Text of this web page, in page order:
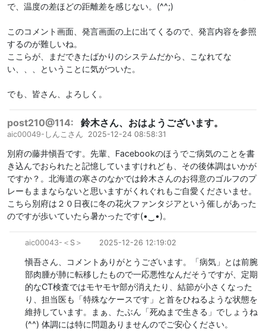
で、温度の差ほどの距離差を感じない。(^^;)
このコメント画面、発言画面の上に出てくるので、発言内容を参照
するのが難しいね。
ここらが、まだできたばかりのシステムだから、こなれてな
い、、、ということに気がついた。
でも、皆さん、よろしく。
post210@114: 鈴木さん、おはようございます。
aic00049- しんこさん 2025-12-24 08:58:31
別府の藤井愼吾です。先輩、Facebookのほうでご病気のことを書
き込んでおられたと記憶していますけれども、その後体調はいかが
ですか？。北海道の寒さのなかでは鈴木さんのお得意のゴルフのプ
レーもままならないと思いますがくれぐれもご自愛くださいませ。
こちら別府は２０日夜に冬の花火ファンタジアという催しがあった
のですが歩いていたら暑かったです(⁠•⁠‿⁠•⁠)。
aic00043- ＜S＞ 2025-12-26 12:19:02
愼吾さん、コメントありがとうございます。「病気」とは前腕
部肉腫が肺に転移したもので一応悪性なんだそうですが、定期
的なCT検査ではモヤモヤ部が消えたり、結節が小さくなった
り、担当医も「特殊なケースです」と首をひねるような状態を
維持しています。まぁ、たぶん「死ぬまで生きる」でしょうね
(^^) 体調には特に問題ありませんのでご安心ください。